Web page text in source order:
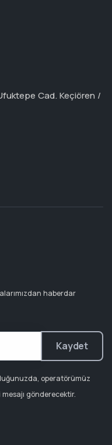
Cad. Keçiören /
haberdar
Kaydet
operatörümüz
gönderecektir.